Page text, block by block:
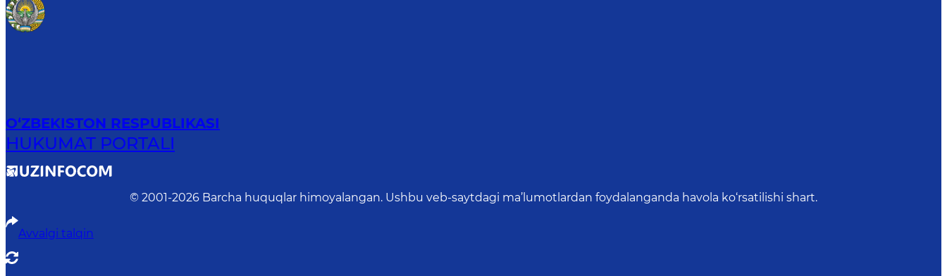
O‘ZBEKISTON RESPUBLIKASI
HUKUMAT PORTALI
© 2001-2026 Barcha huquqlar himoyalangan. Ushbu veb-saytdagi ma’lumotlardan foydalanganda havola ko‘rsatilishi shart.
Avvalgi talqin